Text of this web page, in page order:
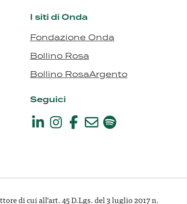
I siti di Onda
Fondazione Onda
Bollino Rosa
Bollino RosaArgento
Seguici
di cui all’art. 45 D.Lgs. del 3 luglio 2017 n.